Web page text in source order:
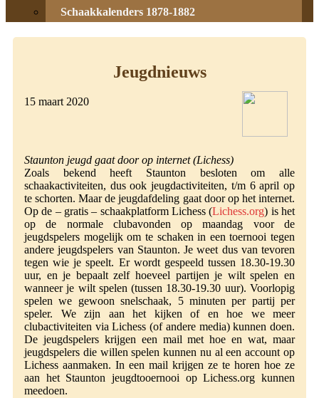
Schaakkalenders 1878-1882
Jeugdnieuws
15 maart 2020
Staunton jeugd gaat door op internet (Lichess)
Zoals bekend heeft Staunton besloten om alle
schaakactiviteiten, dus ook jeugdactiviteiten, t/m 6 april op
te schorten. Maar de jeugdafdeling gaat door op het internet.
Op de – gratis – schaakplatform Lichess (Lichess.org) is het
op de normale clubavonden op maandag voor de
jeugdspelers mogelijk om te schaken in een toernooi tegen
andere jeugdspelers van Staunton. Je weet dus van tevoren
tegen wie je speelt. Er wordt gespeeld tussen 18.30-19.30
uur, en je bepaalt zelf hoeveel partijen je wilt spelen en
wanneer je wilt spelen (tussen 18.30-19.30 uur). Voorlopig
spelen we gewoon snelschaak, 5 minuten per partij per
speler. We zijn aan het kijken of en hoe we meer
clubactiviteiten via Lichess (of andere media) kunnen doen.
De jeugdspelers krijgen een mail met hoe en wat, maar
jeugdspelers die willen spelen kunnen nu al een account op
Lichess aanmaken. In een mail krijgen ze te horen hoe ze
aan het Staunton jeugdtooernooi op Lichess.org kunnen
meedoen.